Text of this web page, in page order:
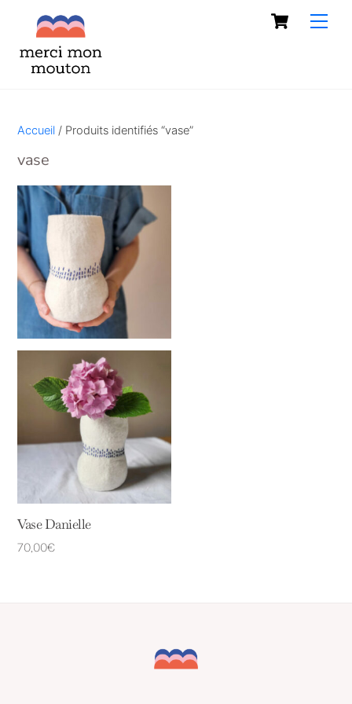
Cart
Accueil / Produits identifiés “vase”
vase
Vase Danielle
70,00€